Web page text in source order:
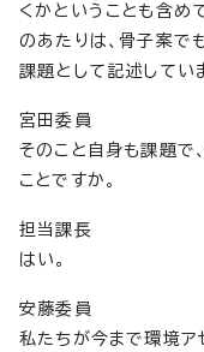
くかということも含め
のあたりは、骨子案で
課題として記述してい
宮田委員
そのこと自身も課題で
ことですか。
担当課長
はい。
安藤委員
私たちが今まで環境ア